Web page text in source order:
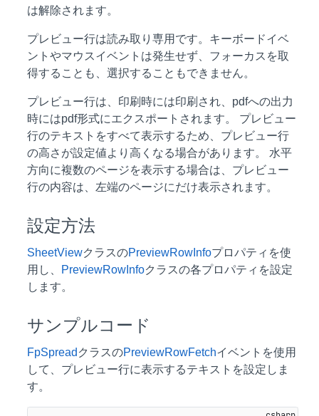
は解除されます。
プレビュー行は読み取り専用です。キーボードイベ
ントやマウスイベントは発生せず、フォーカスを取
得することも、選択することもできません。
プレビュー行は、印刷時には印刷され、pdfへの出力
時にはpdf形式にエクスポートされます。 プレビュー
行のテキストをすべて表示するため、プレビュー行
の高さが設定値より高くなる場合があります。 水平
方向に複数のページを表示する場合は、プレビュー
行の内容は、左端のページにだけ表示されます。
設定方法
SheetViewクラスのPreviewRowInfoプロパティを使
用し、
PreviewRowInfoクラスの各プロパティを設定
します。
サンプルコード
FpSpread クラスのPreviewRowFetchイベントを使用
して、プレビュー行に表示するテキストを設定しま
す。